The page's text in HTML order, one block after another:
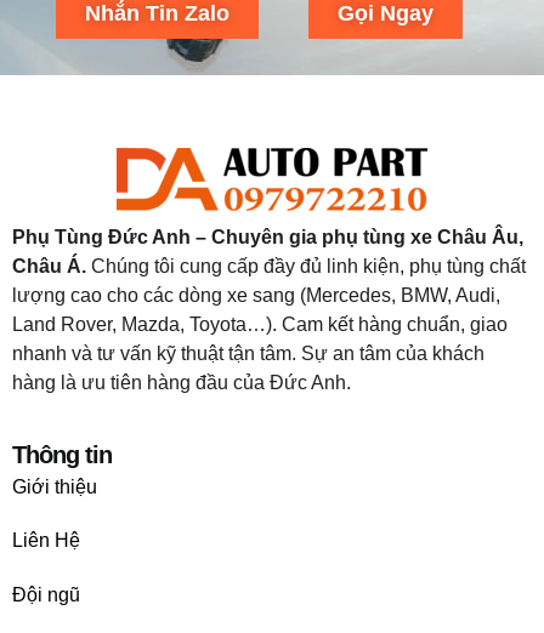
Nhắn Tin Zalo Gọi Ngay
Phụ Tùng Đức Anh – Chuyên gia phụ tùng xe Châu Âu,
Châu Á. Chúng tôi cung cấp đầy đủ linh kiện, phụ tùng chất
lượng cao cho các dòng xe sang (Mercedes, BMW, Audi,
Land Rover, Mazda, Toyota…). Cam kết hàng chuẩn, giao
nhanh và tư vấn kỹ thuật tận tâm. Sự an tâm của khách
hàng là ưu tiên hàng đầu của Đức Anh.
Thông tin
Giới thiệu
Liên Hệ
Đội ngũ